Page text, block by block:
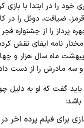
را در ابتدا با بازی
ضیافت، دوئل را در
پرداز را از جشنواره
نامه ایفای نقش
ماه سال هزار و
و سه مادرش را از دست
گفت که او به دلیل
برای فیلم پرده اخر